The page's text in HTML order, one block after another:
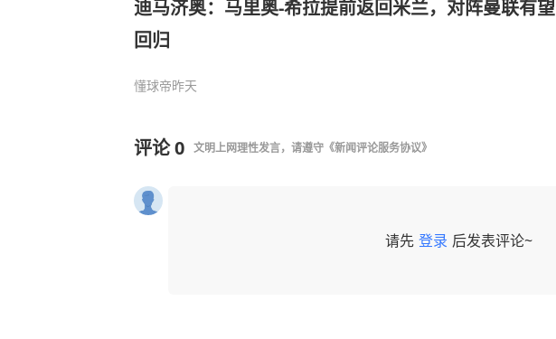
迪马济奥：马里奥-希拉提前返回米兰，对阵曼联有望
回归
懂球帝昨天
评论0 文明上网理性发言，请遵守 《新闻评论服务协议》
请先 登录 后发表评论~